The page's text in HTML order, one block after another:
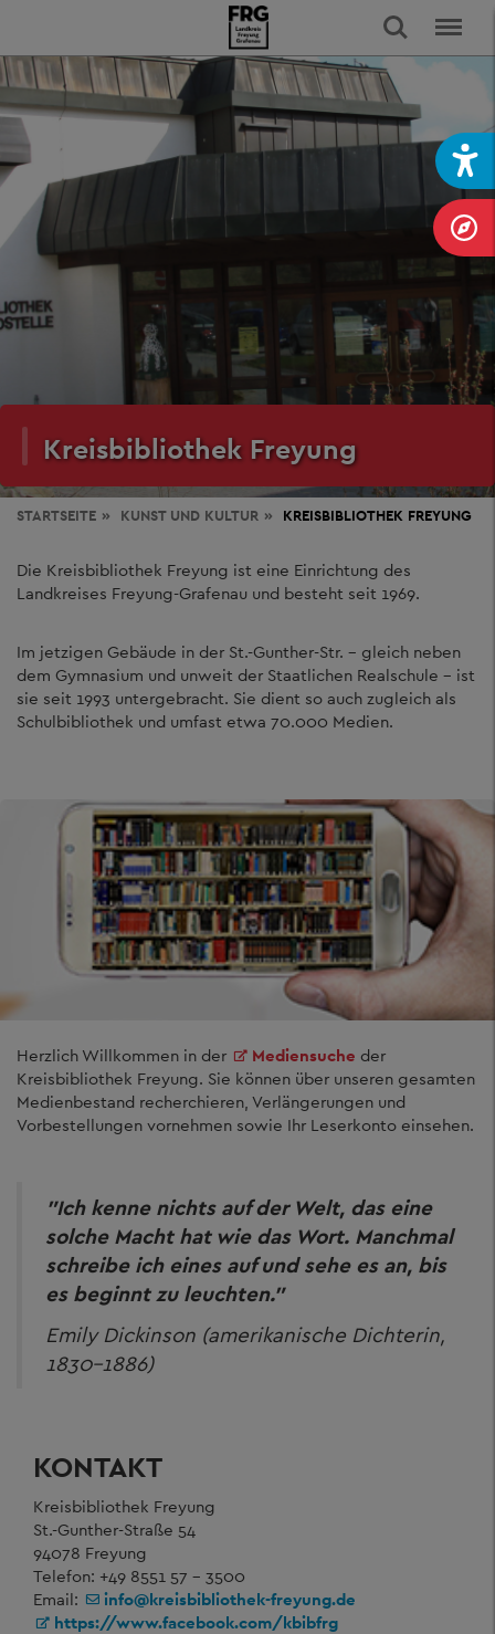
Kreisbibliothek Freyung
STARTSEITE KUNST UND KULTUR KREISBIBLIOTHEK FREYUNG
Die Kreisbibliothek Freyung ist eine Einrichtung des
Landkreises Freyung-Grafenau und besteht seit 1969.
Im jetzigen Gebäude in der St.-Gunther-Str. – gleich neben
dem Gymnasium und unweit der Staatlichen Realschule – ist
sie seit 1993 untergebracht. Sie dient so auch zugleich als
Schulbibliothek und umfast etwa 70.000 Medien.
Herzlich Willkommen in der Mediensuche der
Kreisbibliothek Freyung. Sie können über unseren gesamten
Medienbestand recherchieren, Verlängerungen und
Vorbestellungen vornehmen sowie Ihr Leserkonto einsehen.
"Ich kenne nichts auf der Welt, das eine
solche Macht hat wie das Wort. Manchmal
schreibe ich eines auf und sehe es an, bis
es beginnt zu leuchten."
Emily Dickinson (amerikanische Dichterin,
1830-1886)
KONTAKT
Kreisbibliothek Freyung
St.-Gunther-Straße 54
94078 Freyung
Telefon: +49 8551 57 - 3500
Email:
info@kreisbibliothek-freyung.de
https://www.facebook.com/kbibfrg